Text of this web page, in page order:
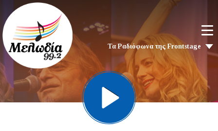
Τα Ραδιόφωνα της Frontstage